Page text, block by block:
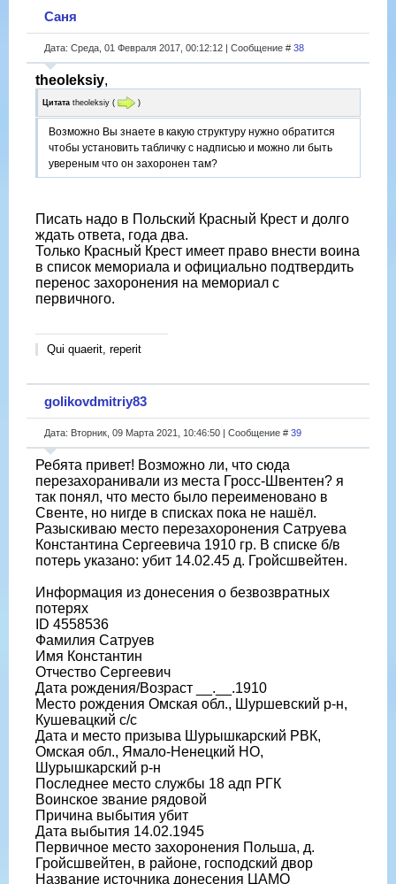
Саня
Дата: Среда, 01 Февраля 2017, 00:12:12 | Сообщение # 38
theoleksiy,
Цитата theoleksiy ( )
Возможно Вы знаете в какую структуру нужно обратится
чтобы установить табличку с надписью и можно ли быть
увереным что он захоронен там?
Писать надо в Польский Красный Крест и долго
ждать ответа, года два.
Только Красный Крест имеет право внести воина
в список мемориала и официально подтвердить
перенос захоронения на мемориал с
первичного.
Qui quaerit, reperit
golikovdmitriy83
Дата: Вторник, 09 Марта 2021, 10:46:50 | Сообщение # 39
Ребята привет! Возможно ли, что сюда
перезахоранивали из места Гросс-Швентен? я
так понял, что место было переименовано в
Свенте, но нигде в списках пока не нашёл.
Разыскиваю место перезахоронения Сатруева
Константина Сергеевича 1910 гр. В списке б/в
потерь указано: убит 14.02.45 д. Гройсшвейтен.
Информация из донесения о безвозвратных
потерях
ID 4558536
Фамилия Сатруев
Имя Константин
Отчество Сергеевич
Дата рождения/Возраст __.__.1910
Место рождения Омская обл., Шуршевский р-н,
Кушевацкий с/с
Дата и место призыва Шурышкарский РВК,
Омская обл., Ямало-Ненецкий НО,
Шурышкарский р-н
Последнее место службы 18 адп РГК
Воинское звание рядовой
Причина выбытия убит
Дата выбытия 14.02.1945
Первичное место захоронения Польша, д.
Гройсшвейтен, в районе, господский двор
Название источника донесения ЦАМО